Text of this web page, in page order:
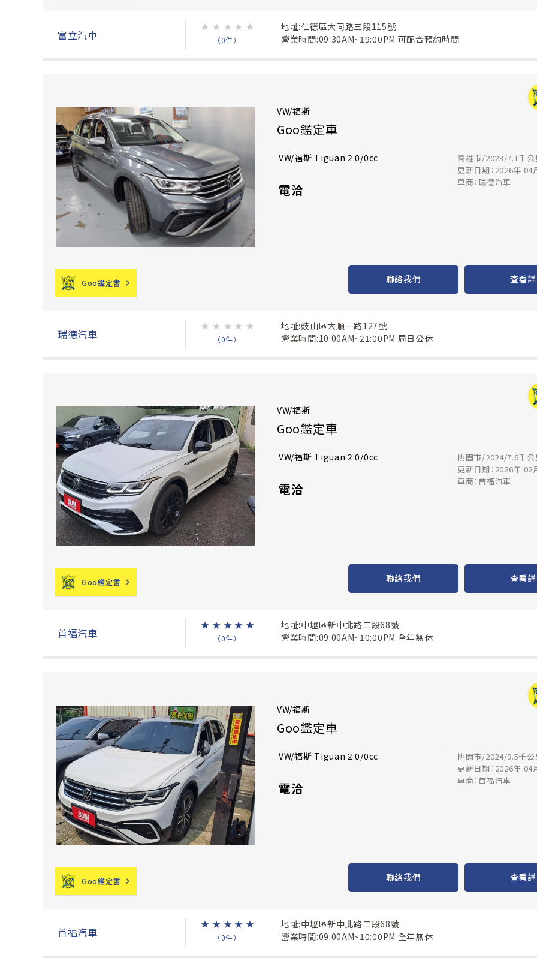
富立汽車
★ ★ ★ ★ ★
（0件）
地址:仁德區大同路三段115號
營業時間:09:30AM~19:00PM 可配合預約時間
VW/福斯
Goo鑑定車
VW/福斯 Tiguan 2.0/0cc
電洽
高雄市/2023/7.1千公
更新日期：2026年 04
車商：瑞德汽車
Goo鑑定書 聯絡我們 查看
瑞德汽車
★ ★ ★ ★ ★
（0件）
地址:鼓山區大順一路127號
營業時間:10:00AM~21:00PM 周日公休
VW/福斯
Goo鑑定車
VW/福斯 Tiguan 2.0/0cc
電洽
桃園市/2024/7.6千公
更新日期：2026年 02
車商：首福汽車
Goo鑑定書 聯絡我們 查看
首福汽車
★ ★ ★ ★ ★
（0件）
地址:中壢區新中北路二段68號
營業時間:09:00AM~10:00PM 全年無休
VW/福斯
Goo鑑定車
VW/福斯 Tiguan 2.0/0cc
電洽
桃園市/2024/9.5千公
更新日期：2026年 04
車商：首福汽車
Goo鑑定書 聯絡我們 查看
首福汽車
★ ★ ★ ★ ★
（0件）
地址:中壢區新中北路二段68號
營業時間:09:00AM~10:00PM 全年無休